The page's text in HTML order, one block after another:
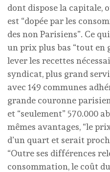
dont dispose la capitale,
est “dopée par les
des non Parisiens”. Ce
un prix plus bas “tout en
lever les recettes
syndicat, plus grand
avec 149 communes
grande couronne
et “seulement” 570.000
mêmes avantages, “le
d’un quart et serait
“Outre ses différences
consommation, le coût